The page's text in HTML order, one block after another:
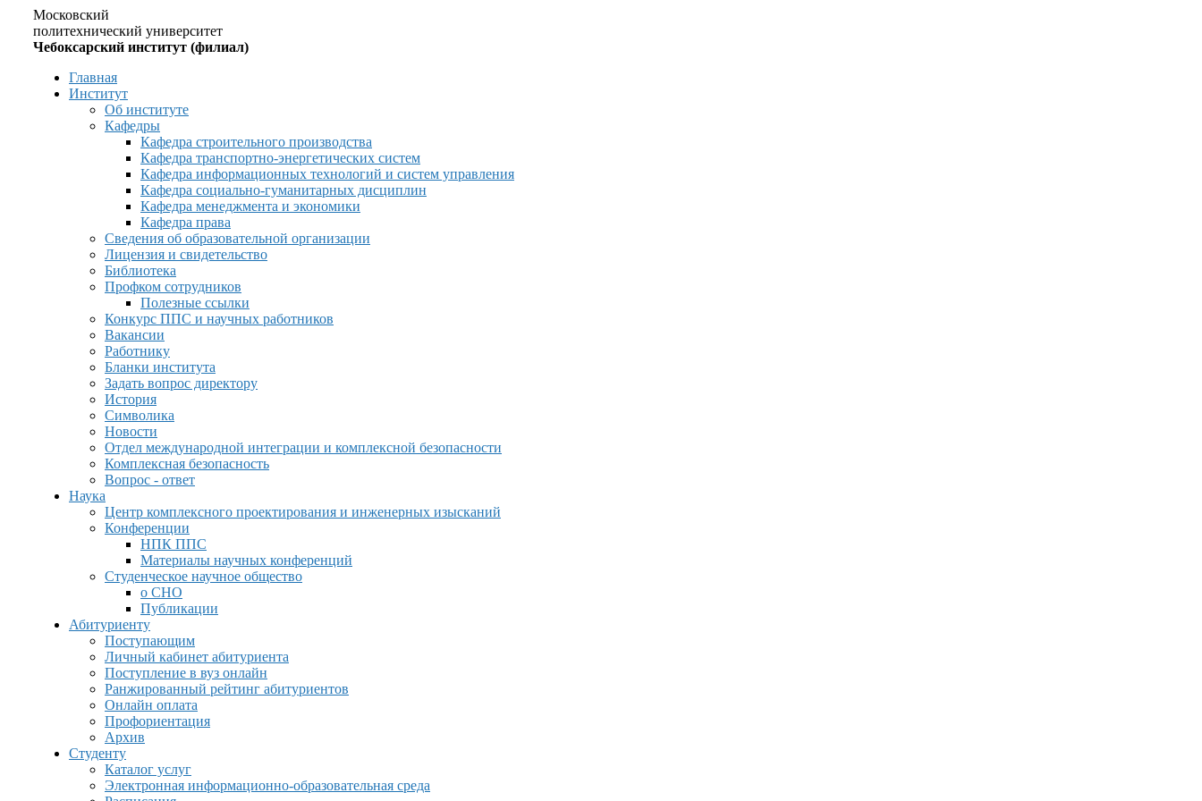
Московский
политехнический университет
Чебоксарский институт (филиал)
Главная
Институт
Об институте
Кафедры
Кафедра строительного производства
Кафедра транспортно-энергетических систем
Кафедра информационных технологий и систем управления
Кафедра социально-гуманитарных дисциплин
Кафедра менеджмента и экономики
Кафедра права
Сведения об образовательной организации
Лицензия и свидетельство
Библиотека
Профком сотрудников
Полезные ссылки
Конкурс ППС и научных работников
Вакансии
Работнику
Бланки института
Задать вопрос директору
История
Символика
Новости
Отдел международной интеграции и комплексной безопасности
Комплексная безопасность
Вопрос - ответ
Наука
Центр комплексного проектирования и инженерных изысканий
Конференции
НПК ППС
Материалы научных конференций
Студенческое научное общество
о СНО
Публикации
Абитуриенту
Поступающим
Личный кабинет абитуриента
Поступление в вуз онлайн
Ранжированный рейтинг абитуриентов
Онлайн оплата
Профориентация
Архив
Студенту
Каталог услуг
Электронная информационно-образовательная среда